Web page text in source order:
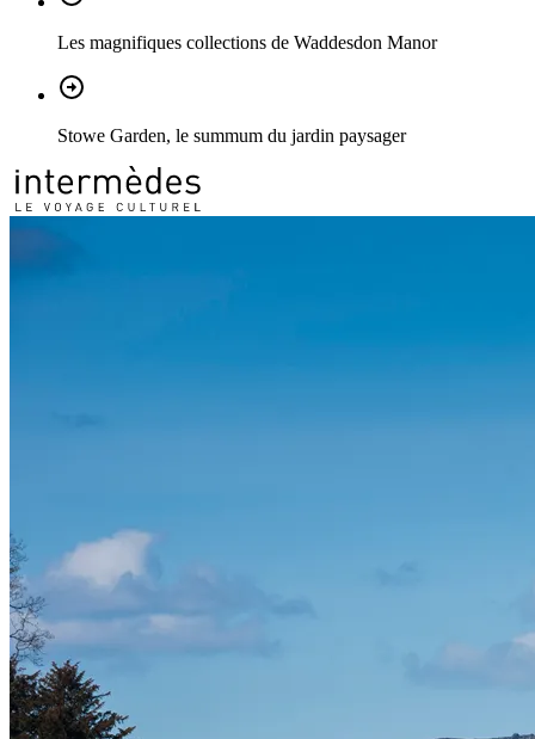
Les magnifiques collections de Waddesdon Manor
Stowe Garden, le summum du jardin paysager